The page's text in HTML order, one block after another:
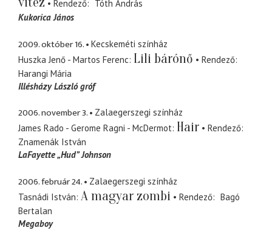
Rendező
Tóth András
Kukorica János
2009. október 16.
Kecskeméti színház
Huszka Jenő - Martos Ferenc Lili bárónő
Rendező
Harangi Mária
Illésházy László gróf
2006. november 3.
Zalaegerszegi színház
James Rado - Gerome Ragni - McDermot Hair
Rendező
Znamenák István
LaFayette „Hud” Johnson
2006. február 24.
Zalaegerszegi színház
Tasnádi István A magyar zombi Rendező
Bagó
Bertalan
Megaboy